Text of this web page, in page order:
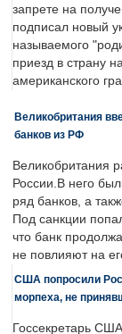
запрете на
подписал новый
называемого
приезд в страну
американского
Великобритания
банков из РФ
Великобритания
России.В него
ряд банков, а
Под санкции
что банк
не повлияют на
США попросили
морпеха, не
Госсекретарь